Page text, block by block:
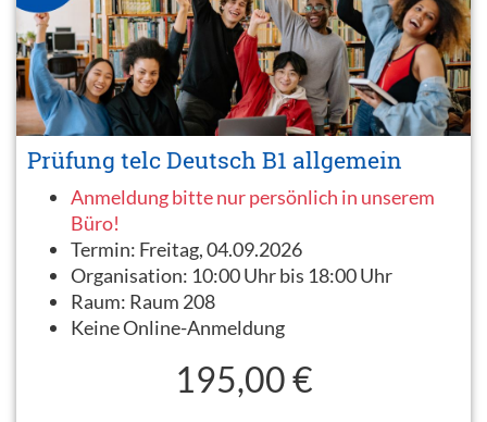
Prüfung telc Deutsch B1 allgemein
Anmeldung bitte nur persönlich in unserem
Büro!
Termin: Freitag, 04.09.2026
Organisation: 10:00 Uhr bis 18:00 Uhr
Raum: Raum 208
Keine Online-Anmeldung
195,00 €